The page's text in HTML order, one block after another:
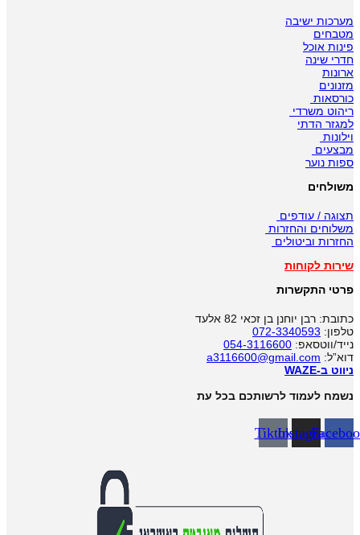
מערכות ישיבה
מטבחים
פינות אוכל
חדרי שינה
ארונות
מזנונים
כורסאות
ריהוט משרדי
למגזר הדתי
וילונות
מבצעים
ספות נוער
משולחים
תצוגה / עודפים
משלוחים והחזרות
החזרות וביטולים
שירות לקוחות
פרטי התקשרות
כתובת: רבן יוחנן בן זכאי 82 אלעד
טלפון: 072-3340593
נייד/ווטסאפ: 054-3116600
דוא”ל: a3116600@gmail.com
ניווט ב-WAZE
נשמח לעמוד לרשותכם בכל עת
Instagram
Tiktok